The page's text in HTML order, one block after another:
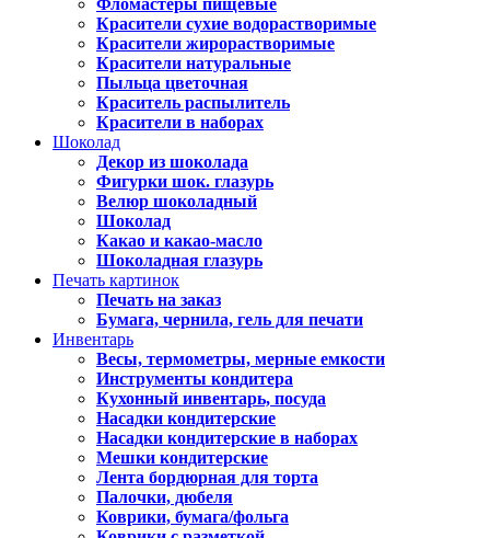
Фломастеры пищевые
Красители сухие водорастворимые
Красители жирорастворимые
Красители натуральные
Пыльца цветочная
Краситель распылитель
Красители в наборах
Шоколад
Декор из шоколада
Фигурки шок. глазурь
Велюр шоколадный
Шоколад
Какао и какао-масло
Шоколадная глазурь
Печать картинок
Печать на заказ
Бумага, чернила, гель для печати
Инвентарь
Весы, термометры, мерные емкости
Инструменты кондитера
Кухонный инвентарь, посуда
Насадки кондитерские
Насадки кондитерские в наборах
Мешки кондитерские
Лента бордюрная для торта
Палочки, дюбеля
Коврики, бумага/фольга